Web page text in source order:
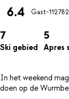
6.4 Gast-11278
7
Ski gebied
5
Apres
In het weekend